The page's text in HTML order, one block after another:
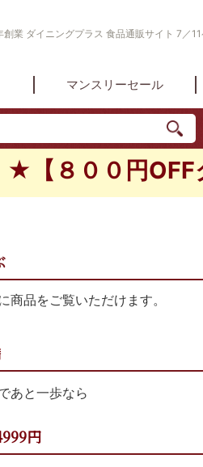
業 ダイニングプラス 食品通販サイト 7／11
マンスリーセール
★【８００円
商品をご覧いただけます。
あと一歩なら
円